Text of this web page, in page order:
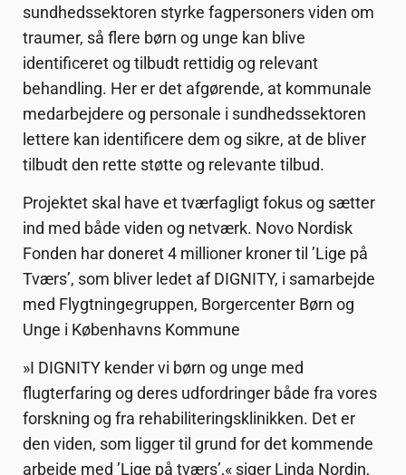
sundhedssektoren styrke fagpersoners viden om
traumer, så flere børn og unge kan blive
identificeret og tilbudt rettidig og relevant
behandling. Her er det afgørende, at kommunale
medarbejdere og personale i sundhedssektoren
lettere kan identificere dem og sikre, at de bliver
tilbudt den rette støtte og relevante tilbud.
Projektet skal have et tværfagligt fokus og sætter
ind med både viden og netværk. Novo Nordisk
Fonden har doneret 4 millioner kroner til ’Lige på
Tværs’, som bliver ledet af DIGNITY, i samarbejde
med Flygtningegruppen, Borgercenter Børn og
Unge i Københavns Kommune
»I DIGNITY kender vi børn og unge med
flugterfaring og deres udfordringer både fra vores
forskning og fra rehabiliteringsklinikken. Det er
den viden, som ligger til grund for det kommende
arbejde med ’Lige på tværs’,« siger Linda Nordin,